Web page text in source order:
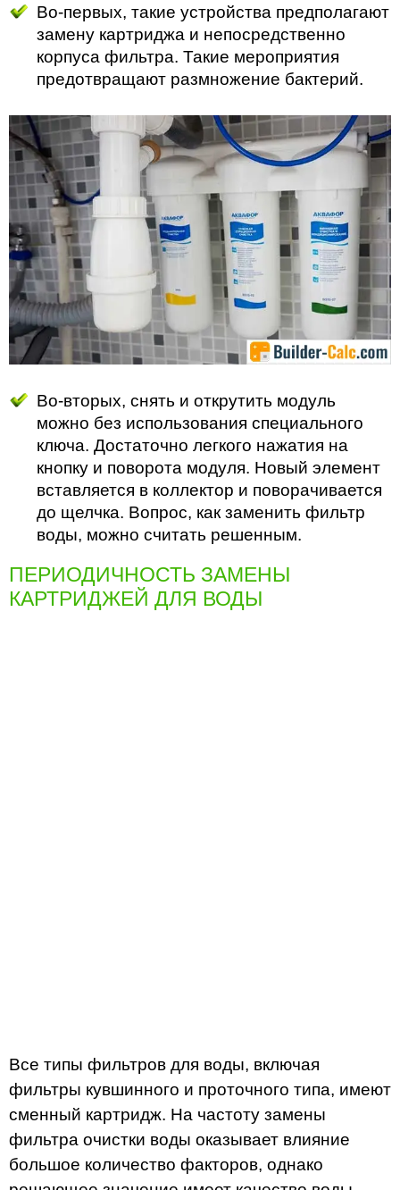
Во-первых, такие устройства предполагают
замену картриджа и непосредственно
корпуса фильтра. Такие мероприятия
предотвращают размножение бактерий.
Во-вторых, снять и открутить модуль
можно без использования специального
ключа. Достаточно легкого нажатия на
кнопку и поворота модуля. Новый элемент
вставляется в коллектор и поворачивается
до щелчка. Вопрос, как заменить фильтр
воды, можно считать решенным.
ПЕРИОДИЧНОСТЬ ЗАМЕНЫ
КАРТРИДЖЕЙ ДЛЯ ВОДЫ
Все типы фильтров для воды, включая
фильтры кувшинного и проточного типа, имеют
сменный картридж. На частоту замены
фильтра очистки воды оказывает влияние
большое количество факторов, однако